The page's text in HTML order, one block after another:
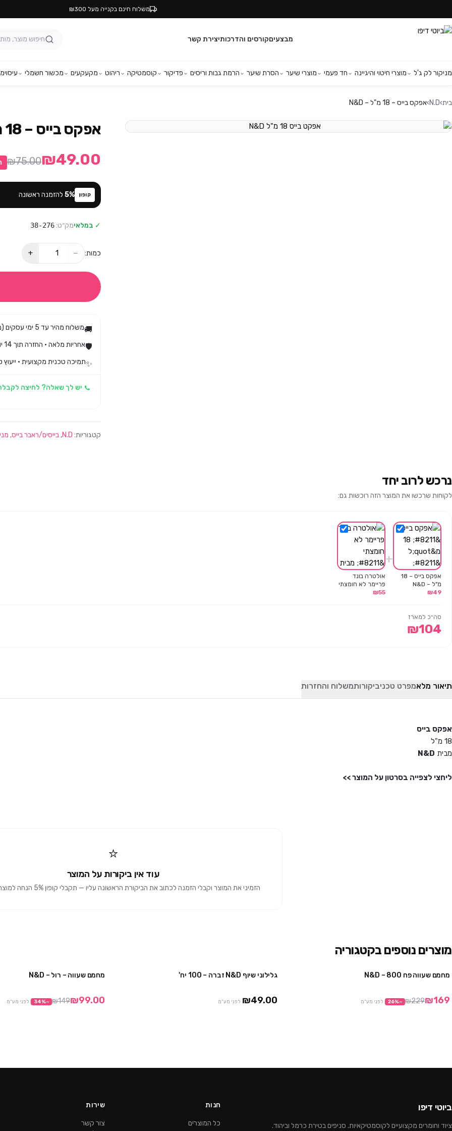
משלוח חינם בקנייה מעל ₪300
מבצעיםקורסים והדרכותיצירת קשר
מניקור לק ג'ל מוצרי חיטוי והיגיינה חד פעמי מוצרי שיער הסרת שיער הרמת גבות וריסים פדיקור קוסמטיקה ריהוט מקעקעים מכשור חשמלי עיסוי
בית›
N.D
›אפקס בייס – 18 מ"ל – N&D
אפקס בייס – 18 מ"ל – N&D
₪49.00
₪75.00
קופון 5% להזמנה ראשונה
✓ במלאימק״ט:38-276
כמות: −
+
🚚משלוח מהיר עד 5 ימי עסקים (מגיע בד״כ עד 3)
🛡️אחריות מלאה · החזרה תוך 14 יום לפי חוק הגנת הצרכן
✨תמיכה טכנית מקצועית · ייעוץ
יש לך שאלה? לחיצה
קטגוריות: N.D
, בייסים/ראבר בייס,
נרכש לרוב יחד
לקוחות שרכשו את המוצר הזה רוכשות גם:
אפקס בייס – 18
מ"ל – N&D
₪49
+
אולטרה בונד
פריימר לא חומצתי
– מבית N&D
₪55
סה״כ למארז
₪104
תיאור מלאמפרט טכניביקורותמשלוח והחזרות
אפקס בייס
18 מ"ל
מבית N&D
ליחצי לצפייה בסרטון על המוצר >>
⭐
עוד אין ביקורות על המוצר
הזמיני את המוצר וקבלי הזמנה לכתוב את הביקורת הראשונה עליו — תקבלי קופון 5% הנחה למוצרים הבאים 🎁
מוצרים נוספים בקטגוריה
מחמם שעווה פח 800 – N&D
₪169
₪229
−
26% לפני מע"מ
גלילוני שיוף N&D זברה – 100 יח'
₪49.00 לפני מע"מ
מחמם שעווה – רול – N&D
₪99.00
₪149
−
34% לפני מע"מ
ביוטי דיפו
ציוד וחומרים מקצועיים לקוסמטיקאיות. סניפים בטירת כרמל וביהוד.
חנות
כל המוצרים
שירות
צור קשר